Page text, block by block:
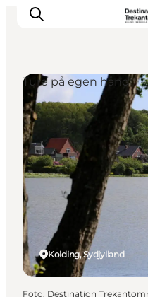
LEGOLAND®
Byer
Det sker
Overnatning
Planlæg din rejse
Kolding, Sydjylland
Ture på egen hånd
Foto: Destination